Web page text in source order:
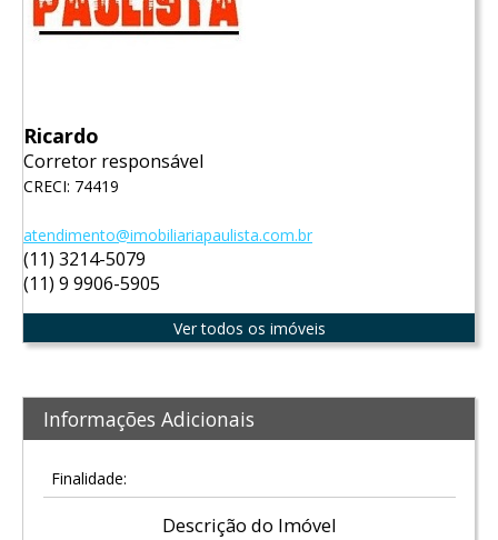
Ricardo
Corretor responsável
CRECI: 74419
atendimento@imobiliariapaulista.com.br
(11) 3214-5079
(11) 9 9906-5905
Ver todos os imóveis
Informações Adicionais
Finalidade:
Descrição do Imóvel